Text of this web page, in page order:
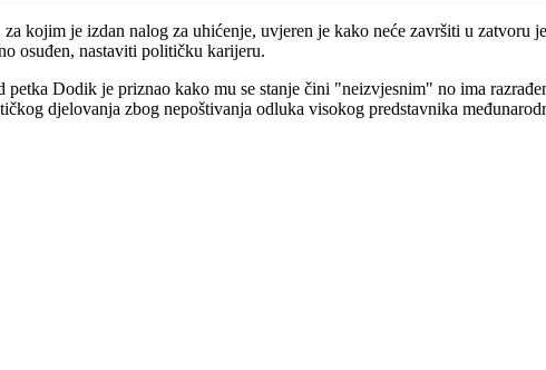
kojim je izdan nalog za uhićenje, uvjeren je kako neće završiti u zatvoru
osuđen, nastaviti političku karijeru.
Dodik je priznao kako mu se stanje čini "neizvjesnim" no ima
djelovanja zbog nepoštivanja odluka visokog predstavnika